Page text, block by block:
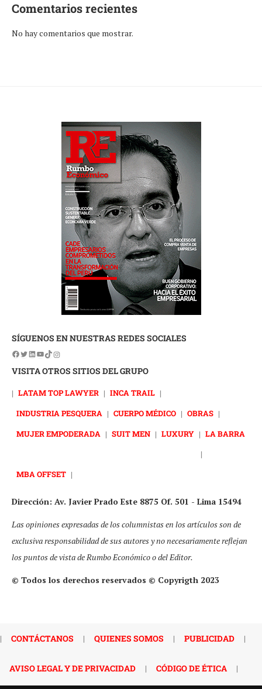
Comentarios recientes
No hay comentarios que mostrar.
SÍGUENOS EN NUESTRAS REDES SOCIALES
VISITA OTROS SITIOS DEL GRUPO
| LATAM TOP LAWYER | INCA TRAIL |
INDUSTRIA PESQUERA | CUERPO MÉDICO | OBRAS |
MUJER EMPODERADA | SUIT MEN | LUXURY | LA BARRA
|
MBA OFFSET |
Dirección: Av. Javier Prado Este 8875 Of. 501 - Lima 15494
Las opiniones expresadas de los columnistas en los artículos son de
exclusiva responsabilidad de sus autores y no necesariamente reflejan
los puntos de vista de Rumbo Económico o del Editor.
© Todos los derechos reservados © Copyrigth 2023
| CONTÁCTANOS | QUIENES SOMOS | PUBLICIDAD |
AVISO LEGAL Y DE PRIVACIDAD | CÓDIGO DE ÉTICA |